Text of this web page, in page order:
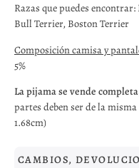
Razas que puedes
Bull Terrier, Boston Terrier
Composición camisa y
5%
La pijama se vende completa
partes deben ser de la
1.68cm)
CAMBIOS,